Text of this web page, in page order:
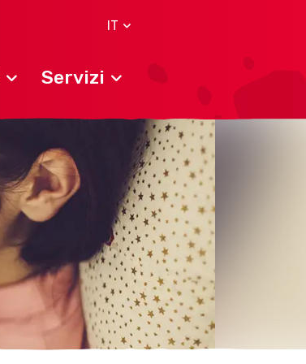
IT
Servizi